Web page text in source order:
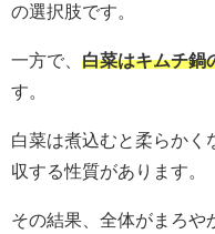
の選択肢です。
一方で、 白菜はキムチ鍋
す。
白菜は煮込むと柔らかく
収する性質があります。
その結果、全体がまろや